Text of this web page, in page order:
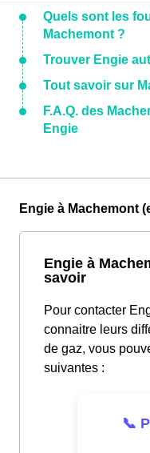
Quels sont les
Machemont ?
Trouver Engie
Tout savoir sur
F.A.Q. des
Engie
Engie à Machemont
Engie à
savoir
Pour contacter
connaitre leurs
de gaz, vous
suivantes :
📞